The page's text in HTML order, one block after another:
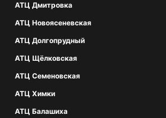
АТЦ Дмитровка
АТЦ Новоясеневская
АТЦ Долгопрудный
АТЦ Щёлковская
АТЦ Семеновская
АТЦ Химки
АТЦ Балашиха